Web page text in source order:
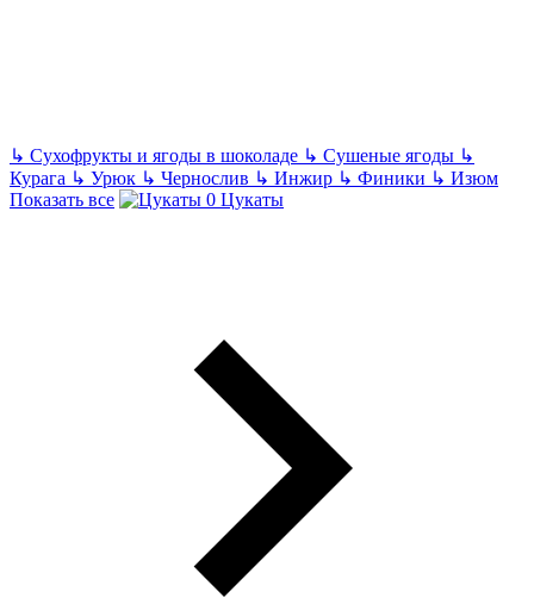
↳ Сухофрукты и ягоды в шоколаде ↳ Сушеные ягоды ↳
Курага ↳ Урюк ↳ Чернослив ↳ Инжир ↳ Финики ↳ Изюм
Показать все
Цукаты